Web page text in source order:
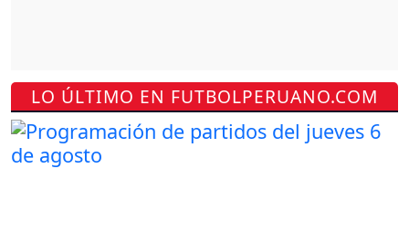
LO ÚLTIMO EN FUTBOLPERUANO.COM